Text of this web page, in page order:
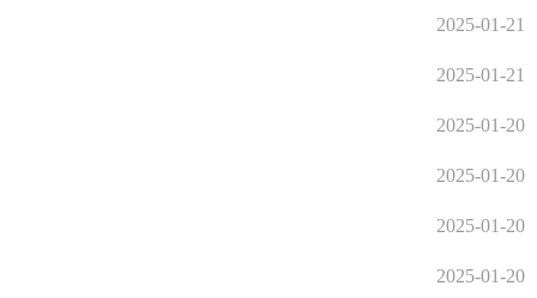
2025-01-21
2025-01-21
2025-01-20
2025-01-20
2025-01-20
2025-01-20